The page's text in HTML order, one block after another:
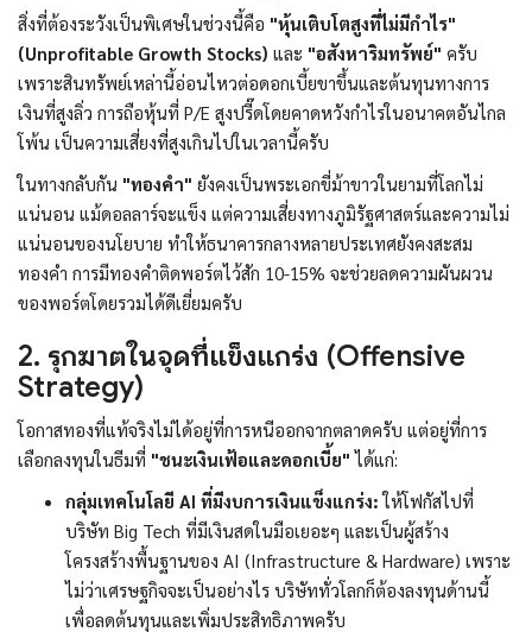
สิ่งที่ต้องระวังเป็นพิเศษในช่วงนี้คือ "หุ้นเติบโตสูงที่ไม่มีกำไร"
(Unprofitable Growth Stocks) และ "อสังหาริมทรัพย์" ครับ
เพราะสินทรัพย์เหล่านี้อ่อนไหวต่อดอกเบี้ยขาขึ้นและต้นทุนทางการ
เงินที่สูงลิ่ว การถือหุ้นที่ P/E สูงปรี๊ดโดยคาดหวังกำไรในอนาคตอันไกล
โพ้น เป็นความเสี่ยงที่สูงเกินไปในเวลานี้ครับ
ในทางกลับกัน "ทองคำ" ยังคงเป็นพระเอกขี่ม้าขาวในยามที่โลกไม่
แน่นอน แม้ดอลลาร์จะแข็ง แต่ความเสี่ยงทางภูมิรัฐศาสตร์และความไม่
แน่นอนของนโยบาย ทำให้ธนาคารกลางหลายประเทศยังคงสะสม
ทองคำ การมีทองคำติดพอร์ตไว้สัก 10-15% จะช่วยลดความผันผวน
ของพอร์ตโดยรวมได้ดีเยี่ยมครับ
2. รุกฆาตในจุดที่แข็งแกร่ง (Offensive
Strategy)
โอกาสทองที่แท้จริงไม่ได้อยู่ที่การหนีออกจากตลาดครับ แต่อยู่ที่การ
เลือกลงทุนในธีมที่ "ชนะเงินเฟ้อและดอกเบี้ย" ได้แก่:
กลุ่มเทคโนโลยี AI ที่มีงบการเงินแข็งแกร่ง:ให้โฟกัสไปที่
บริษัท Big Tech ที่มีเงินสดในมือเยอะๆ และเป็นผู้สร้าง
โครงสร้างพื้นฐานของ AI (Infrastructure & Hardware) เพราะ
ไม่ว่าเศรษฐกิจจะเป็นอย่างไร บริษัททั่วโลกก็ต้องลงทุนด้านนี้
เพื่อลดต้นทุนและเพิ่มประสิทธิภาพครับ